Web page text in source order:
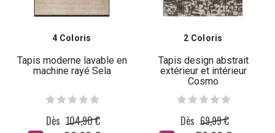
4 Coloris
Tapis moderne lavable en
machine rayé Sela
Dès 104,90 €
2 Coloris
Tapis design abstrait
extérieur et intérieur
Cosmo
Dès 69,99 €